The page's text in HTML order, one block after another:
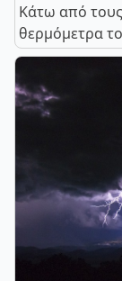
Κάτω από
θερμόμετρα